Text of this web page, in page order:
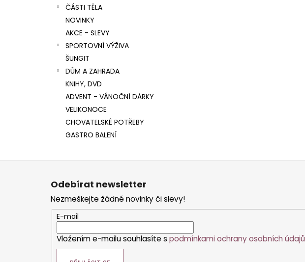
ČÁSTI TĚLA
NOVINKY
AKCE - SLEVY
SPORTOVNÍ VÝŽIVA
ŠUNGIT
DŮM A ZAHRADA
KNIHY, DVD
ADVENT - VÁNOČNÍ DÁRKY
VELIKONOCE
CHOVATELSKÉ POTŘEBY
GASTRO BALENÍ
Z
Odebírat newsletter
Nezmeškejte žádné novinky či slevy!
E-mail
Vložením e-mailu souhlasíte s podmínkami ochrany osobních údajů